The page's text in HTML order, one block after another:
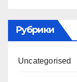
Рубрики
Uncategorised